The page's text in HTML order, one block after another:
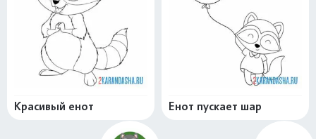
Красивый енот Енот пускает шар